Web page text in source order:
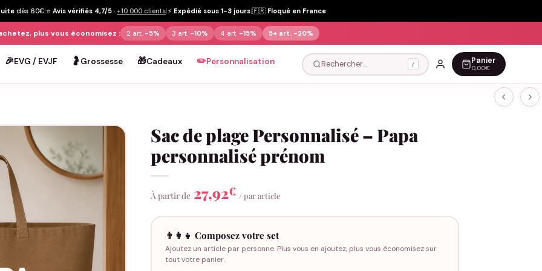
dès 60€|⭐ Avis vérifiés 4,7/5 · +10 000 clients|⚡ Expédié sous 1-3 jours|🇫🇷 Floqué en France
plus vous économisez : 2 art. -5% 3 art. -10% 4 art. -15% 5+ art. -20%
🎉EVG / EVJF 🤰 Grossesse 🎁Cadeaux ✏️Personnalisation Rechercher… / Panier
0,00€
Sac de plage Personnalisé – Papa
personnalisé prénom
À partir de 27,92€ / par article
👨‍👩‍👧 Composez votre set
Ajoutez un article par personne. Plus vous en ajoutez, plus vous économisez sur
tout votre panier.